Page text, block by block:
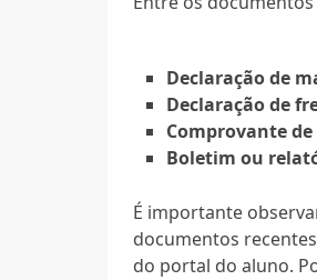
Declaração de
Declaração de
Comprovante
Boletim ou
É importante
documentos
do portal do aluno.